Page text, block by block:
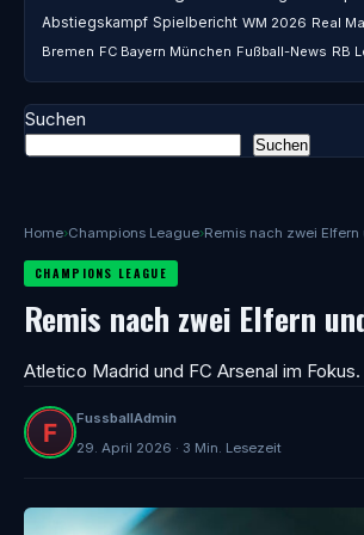
Home›Champions League›Remis nach zwei
CHAMPIONS LEAGUE
Remis nach zwei Elfern
Atletico Madrid und FC Arsenal im
FussballAdmin
29. April 2026 · 3 Min. Lesezeit
Abstiegskampf Spielbericht WM 2026 Real
Bremen FC Bayern München Fußball-News RB
Suchen
Suchen